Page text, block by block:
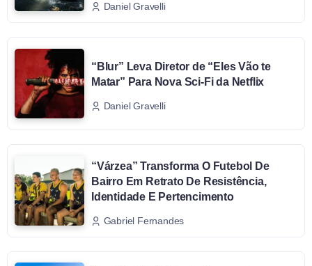
Daniel Gravelli
“Blur” Leva Diretor de “Eles Vão te
Matar” Para Nova Sci-Fi da Netflix
Daniel Gravelli
“Várzea” Transforma O Futebol De
Bairro Em Retrato De Resistência,
Identidade E Pertencimento
Gabriel Fernandes